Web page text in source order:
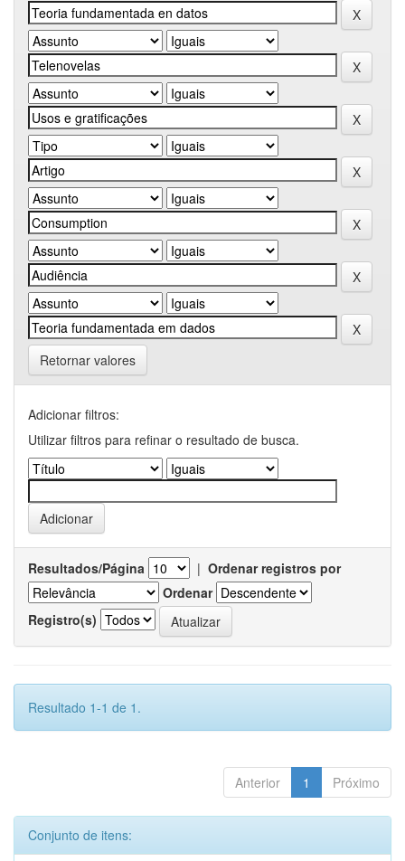
Retornar valores
Adicionar filtros:
Utilizar filtros para refinar o resultado de busca.
Resultados/Página | Ordenar registros por
Ordenar
Registro(s)
Resultado 1-1 de 1.
Anterior 1 Próximo
Conjunto de itens: